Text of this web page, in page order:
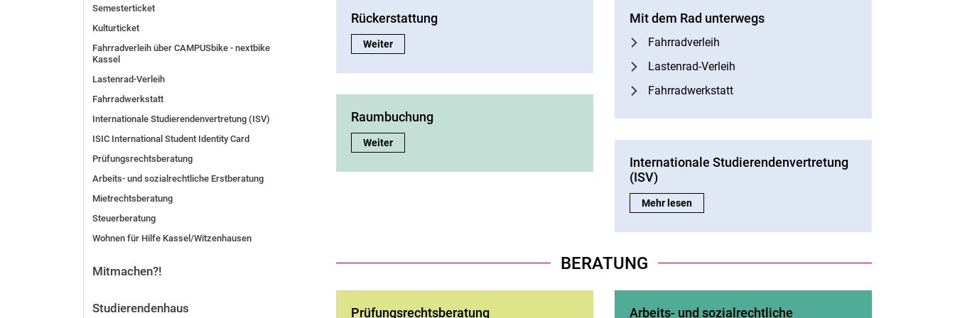
Stellenangebote
Alum­ni und Freunde
Vor der Bewerbung
Nach der Bewerbung
Kontakt und Beratung
Semesterticket
Kulturticket
Fahrradverleih über CAMPUSbike - nextbike
Kassel
Lastenrad-Verleih
Fahrradwerkstatt
Internationale Studierendenvertretung (ISV)
ISIC International Student Identity Card
Prüfungsrechtsberatung
Arbeits- und sozialrechtliche Erstberatung
Mietrechtsberatung
Steuerberatung
Wohnen für Hilfe Kassel/Witzenhausen
Mitmachen?!
Studierendenhaus
Rückerstattung
Rückerstattung:
Weiter
Raumbuchung
Raumbuchung:
Weiter
Mit dem Rad unterwegs
Fahrradverleih
Lastenrad-Verleih
Fahrradwerkstatt
Internationale Studierendenvertretung
(ISV)
Internationale Studierendenvertretung (ISV):
Mehr lesen
BERATUNG
Prüfungsrechtsberatung
Arbeits- und sozialrechtliche